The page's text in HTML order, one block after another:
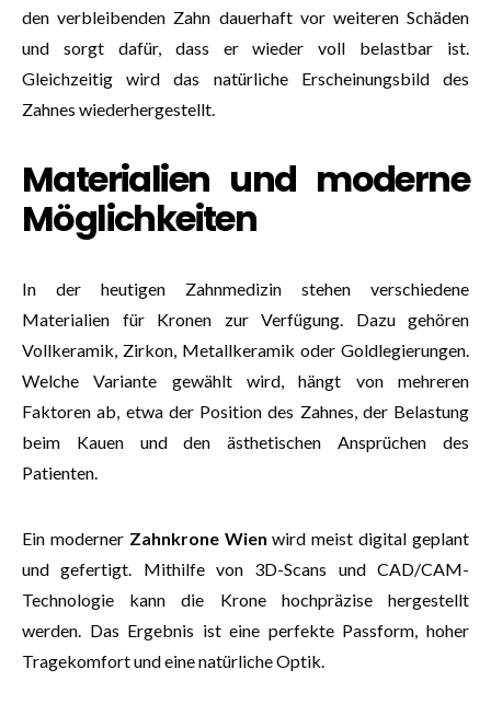
den verbleibenden Zahn dauerhaft vor weiteren Schäden
und sorgt dafür, dass er wieder voll belastbar ist.
Gleichzeitig wird das natürliche Erscheinungsbild des
Zahnes wiederhergestellt.
Materialien und moderne
Möglichkeiten
In der heutigen Zahnmedizin stehen verschiedene
Materialien für Kronen zur Verfügung. Dazu gehören
Vollkeramik, Zirkon, Metallkeramik oder Goldlegierungen.
Welche Variante gewählt wird, hängt von mehreren
Faktoren ab, etwa der Position des Zahnes, der Belastung
beim Kauen und den ästhetischen Ansprüchen des
Patienten.
Ein moderner Zahnkrone Wien wird meist digital geplant
und gefertigt. Mithilfe von 3D-Scans und CAD/CAM-
Technologie kann die Krone hochpräzise hergestellt
werden. Das Ergebnis ist eine perfekte Passform, hoher
Tragekomfort und eine natürliche Optik.